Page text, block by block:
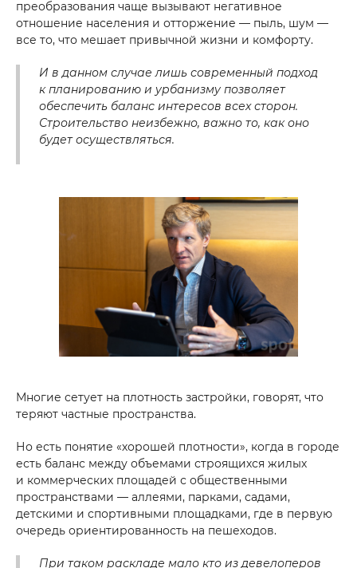
преобразования чаще вызывают негативное
отношение населения и отторжение — пыль, шум —
все то, что мешает привычной жизни и комфорту.
И в данном случае лишь современный подход
к планированию и урбанизму позволяет
обеспечить баланс интересов всех сторон.
Строительство неизбежно, важно то, как оно
будет осуществляться.
Многие сетует на плотность застройки, говорят, что
теряют частные пространства.
Но есть понятие «хорошей плотности», когда в городе
есть баланс между объемами строящихся жилых
и коммерческих площадей с общественными
пространствами — аллеями, парками, садами,
детскими и спортивными площадками, где в первую
очередь ориентированность на пешеходов.
При таком раскладе мало кто из девелоперов